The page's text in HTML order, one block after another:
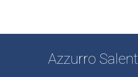
Azzurro